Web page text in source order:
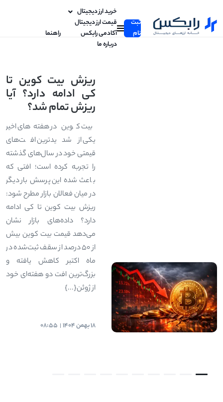
ثبت
نام
خرید ارز دیجیتال
قیمت ارز دیجیتال
آکادمی رابکس
راهنما
درباره ما
ریزش بیت کوین تا
کی ادامه دارد؟ آیا
ریزش تمام شد؟
بیت کوین در هفته‌های اخیر
یکی از شدیدترین افت‌های
قیمتی خود در سال‌های گذشته
را تجربه کرده است؛ افتی که
باعث شده این پرسش بار دیگر
در میان فعالان بازار مطرح شود:
ریزش بیت کوین تا کی ادامه
دارد؟ داده‌های بازار نشان
می‌دهد قیمت بیت کوین بیش
از ۵۰ درصد از سقف ثبت‌شده در
ماه اکتبر کاهش یافته و
بزرگ‌ترین افت دو هفته‌ای خود
از ژوئن{...}
18 بهمن 1404 08:55